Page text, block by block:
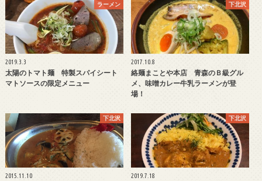
ラーメン
2019.3.3
太陽のトマト麺 特製スパイシート
マトソースの限定メニュー
下北沢
2017.10.8
絡麺まことや本店 青森のＢ級グル
メ、味噌カレー牛乳ラーメンが登
場！
下北沢
2015.11.10
下北沢
2019.7.18